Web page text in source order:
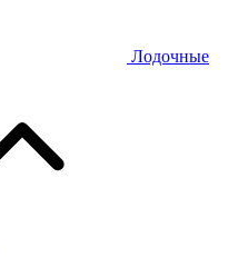
Лодочные